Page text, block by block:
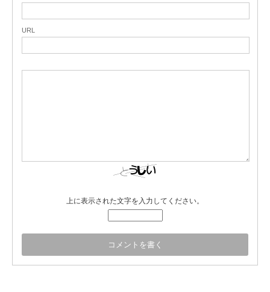
URL
上に表示された文字を入力してください。